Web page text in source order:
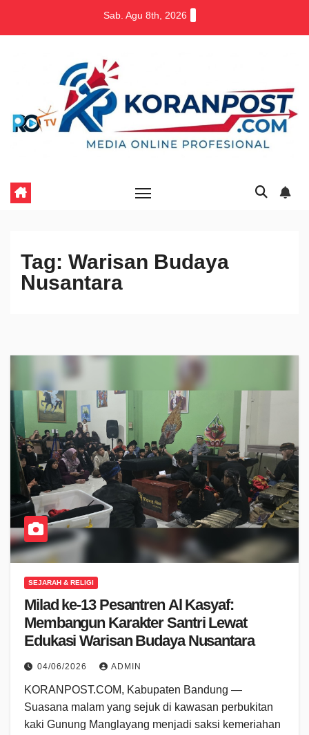
Sab. Agu 8th, 2026
Tag: Warisan Budaya
Nusantara
SEJARAH & RELIGI
Milad ke-13 Pesantren Al Kasyaf:
Membangun Karakter Santri Lewat
Edukasi Warisan Budaya Nusantara
04/06/2026 ADMIN
KORANPOST.COM, Kabupaten Bandung —
Suasana malam yang sejuk di kawasan perbukitan
kaki Gunung Manglayang menjadi saksi kemeriahan